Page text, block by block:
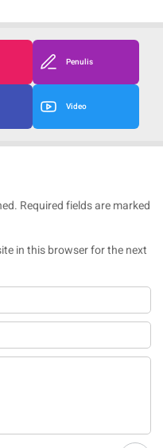
Penulis
Video
Required fields are marked
in this browser for the next